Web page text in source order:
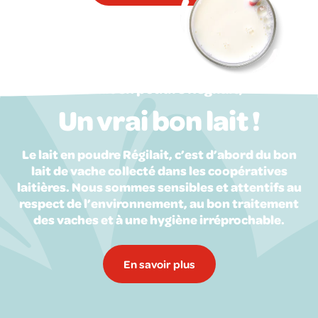
Un vrai bon lait !
Le lait en poudre Régilait, c’est d’abord du bon
lait de vache collecté dans les coopératives
laitières. Nous sommes sensibles et attentifs au
respect de l’environnement, au bon traitement
des vaches et à une hygiène irréprochable.
En savoir plus